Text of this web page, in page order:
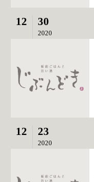
12 30
2020
12 23
2020